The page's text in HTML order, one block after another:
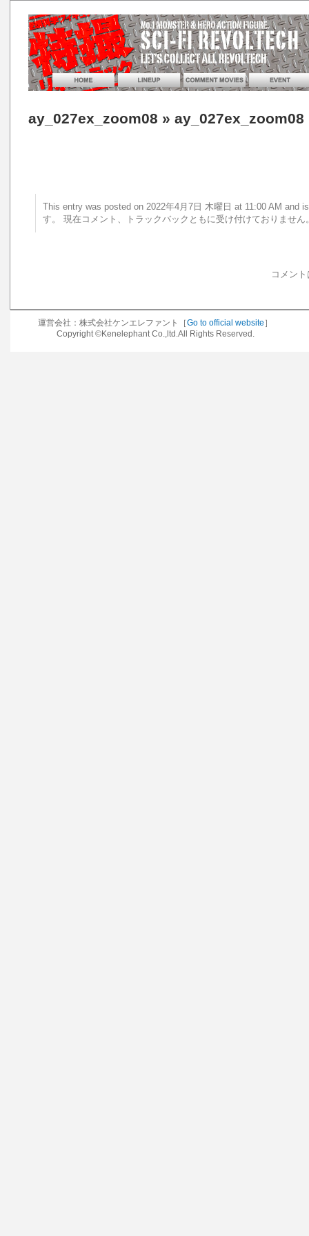
ay_027ex_zoom08 » ay_027ex_zoom08
This entry was posted on 2022年4月7日 木曜日 at 11:00 AM and
す。 現在コメント、トラックバックともに受け付けておりません
コメン
運営会社：株式会社ケンエレファント［Go to official website ］
Copyright ©Kenelephant Co.,ltd.All Rights Reserved.